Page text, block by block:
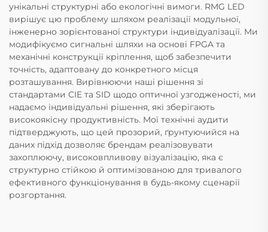
унікальні структурні або екологічні вимоги. RMG LED
вирішує цю проблему шляхом реалізації модульної,
інженерно зорієнтованої структури індивідуалізації. Ми
модифікуємо сигнальні шляхи на основі FPGA та
механічні конструкції кріплення, щоб забезпечити
точність, адаптовану до конкретного місця
розташування. Вирівнюючи наші рішення зі
стандартами CIE та SID щодо оптичної узгодженості, ми
надаємо індивідуальні рішення, які зберігають
високоякісну продуктивність. Мої технічні аудити
підтверджують, що цей прозорий, ґрунтуючийся на
даних підхід дозволяє брендам реалізовувати
захоплюючу, високовпливову візуалізацію, яка є
структурно стійкою й оптимізованою для тривалого
ефективного функціонування в будь-якому сценарії
розгортання.